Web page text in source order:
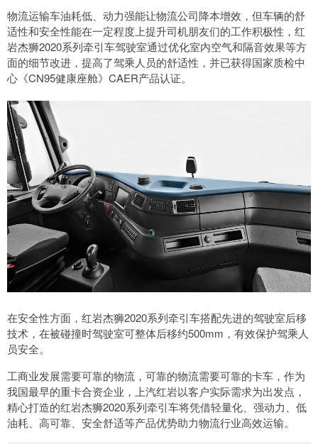
物流运输车油耗低、动力强能让物流公司降本增效，但车辆的舒
适性和安全性能在一定程度上提升司机朋友们的工作积极性，红
岩杰狮2020系列牵引车驾驶室通过优化室内空气和隔音效果等方
面的细节改进，提高了驾乘人员的舒适性，并已获得国家质检中
心《CN95健康座舱》CAER产品认证。
在安全性方面，红岩杰狮2020系列牵引车搭配先进的驾驶室后移
技术，在被碰撞时驾驶室可整体后移约500mm，有效保护驾乘人
员安全。
工商业发展需要可靠的物流，可靠的物流需要可靠的卡车，作为
我国最早的重卡合资企业，上汽红岩以客户实际需求为出发点，
精心打造的红岩杰狮2020系列牵引车将凭借轻量化、强动力、低
油耗、高可靠、安全舒适等产品优势助力物流行业高效运输。